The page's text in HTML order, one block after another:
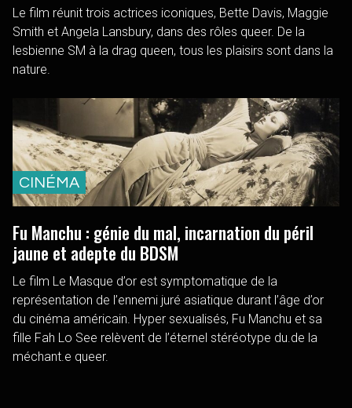
Le film réunit trois actrices iconiques, Bette Davis, Maggie
Smith et Angela Lansbury, dans des rôles queer. De la
lesbienne SM à la drag queen, tous les plaisirs sont dans la
nature.
CINÉMA
Fu Manchu : génie du mal, incarnation du péril
jaune et adepte du BDSM
Le film Le Masque d’or est symptomatique de la
représentation de l’ennemi juré asiatique durant l’âge d’or
du cinéma américain. Hyper sexualisés, Fu Manchu et sa
fille Fah Lo See relèvent de l’éternel stéréotype du.de la
méchant.e queer.